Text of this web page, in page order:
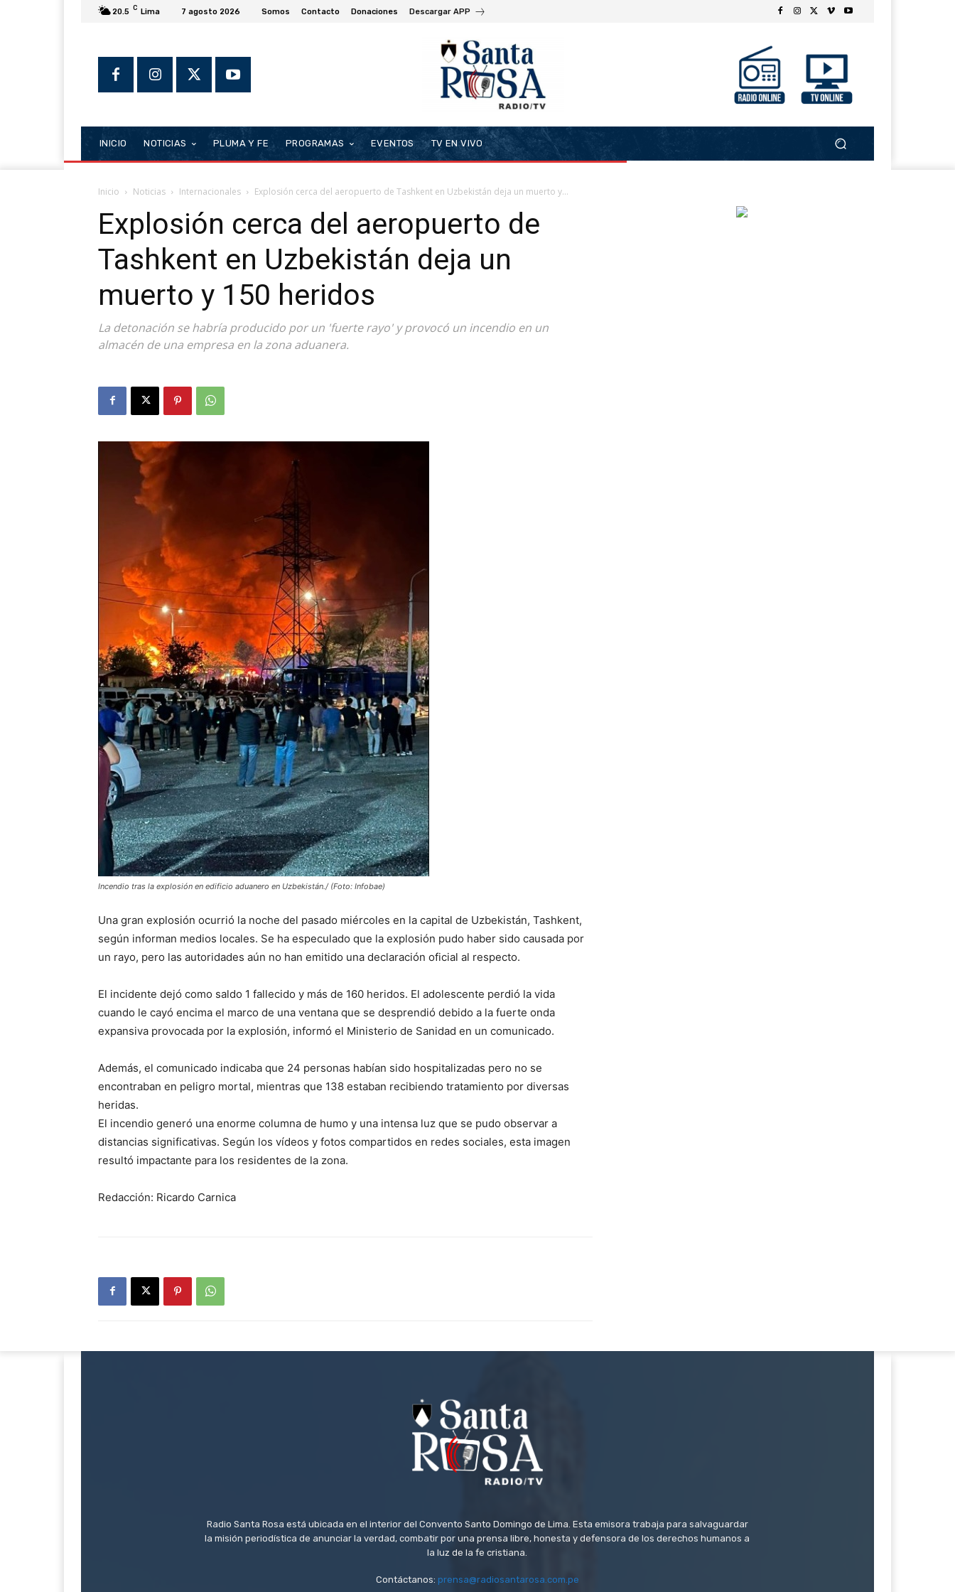
20.5 C Lima 7 agosto 2026 Somos Contacto Donaciones Descargar APP
INICIO NOTICIAS PLUMA Y FE PROGRAMAS EVENTOS TV EN VIVO
Inicio Noticias Internacionales Explosión cerca del aeropuerto de Tashkent en Uzbekistán deja un muerto y...
Explosión cerca del aeropuerto de
Tashkent en Uzbekistán deja un
muerto y 150 heridos
La detonación se habría producido por un 'fuerte rayo' y provocó un incendio en un
almacén de una empresa en la zona aduanera.
Incendio tras la explosión en edificio aduanero en Uzbekistán./ (Foto: Infobae)
Una gran explosión ocurrió la noche del pasado miércoles en la capital de Uzbekistán, Tashkent,
según informan medios locales. Se ha especulado que la explosión pudo haber sido causada por
un rayo, pero las autoridades aún no han emitido una declaración oficial al respecto.
El incidente dejó como saldo 1 fallecido y más de 160 heridos. El adolescente perdió la vida
cuando le cayó encima el marco de una ventana que se desprendió debido a la fuerte onda
expansiva provocada por la explosión, informó el Ministerio de Sanidad en un comunicado.
Además, el comunicado indicaba que 24 personas habían sido hospitalizadas pero no se
encontraban en peligro mortal, mientras que 138 estaban recibiendo tratamiento por diversas
heridas.
El incendio generó una enorme columna de humo y una intensa luz que se pudo observar a
distancias significativas. Según los vídeos y fotos compartidos en redes sociales, esta imagen
resultó impactante para los residentes de la zona.
Redacción: Ricardo Carnica
Radio Santa Rosa está ubicada en el interior del Convento Santo Domingo de Lima. Esta emisora trabaja para salvaguardar
la misión periodística de anunciar la verdad, combatir por una prensa libre, honesta y defensora de los derechos humanos a
la luz de la fe cristiana.
Contáctanos: prensa@radiosantarosa.com.pe